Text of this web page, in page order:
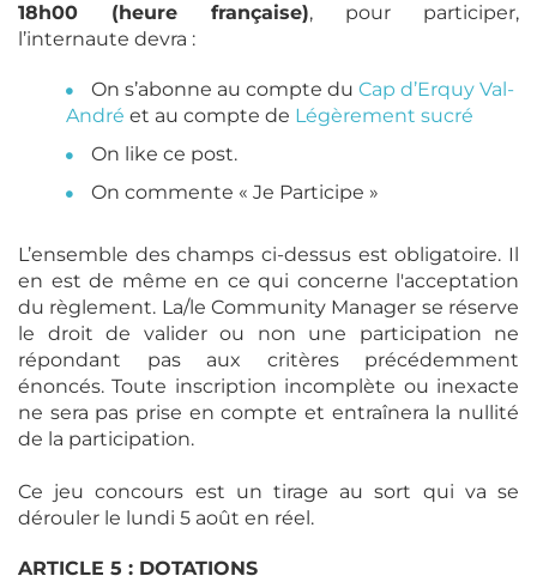
18h00 (heure française), pour participer,
l’internaute devra :
On s’abonne au compte du Cap d’Erquy Val-
André et au compte de Légèrement sucré
On like ce post.
On commente « Je Participe »
L’ensemble des champs ci-dessus est obligatoire. Il
en est de même en ce qui concerne l'acceptation
du règlement. La/le Community Manager se réserve
le droit de valider ou non une participation ne
répondant pas aux critères précédemment
énoncés. Toute inscription incomplète ou inexacte
ne sera pas prise en compte et entraînera la nullité
de la participation.
Ce jeu concours est un tirage au sort qui va se
dérouler le lundi 5 août en réel.
ARTICLE 5 : DOTATIONS